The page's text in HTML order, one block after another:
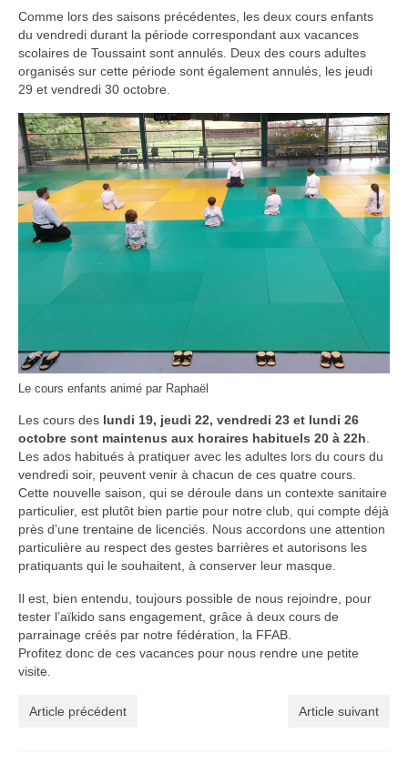
Vidéos
Infos pratiques
Comme lors des saisons précédentes, les deux cours enfants
du vendredi durant la période correspondant aux vacances
scolaires de Toussaint sont annulés. Deux des cours adultes
organisés sur cette période sont également annulés, les jeudi
29 et vendredi 30 octobre.
Le cours enfants animé par Raphaël
Les cours des lundi 19, jeudi 22, vendredi 23 et lundi 26
octobre sont maintenus aux horaires habituels 20 à 22h
Les ados habitués à pratiquer avec les adultes lors du cours du
vendredi soir, peuvent venir à chacun de ces quatre cours.
Cette nouvelle saison, qui se déroule dans un contexte sanitaire
particulier, est plutôt bien partie pour notre club, qui compte déjà
près d’une trentaine de licenciés. Nous accordons une attention
particulière au respect des gestes barrières et autorisons les
pratiquants qui le souhaitent, à conserver leur masque.
Il est, bien entendu, toujours possible de nous rejoindre, pour
tester l’aïkido sans engagement, grâce à deux cours de
parrainage créés par notre fédération, la FFAB.
Profitez donc de ces vacances pour nous rendre une petite
visite.
Article précédent Article suivant